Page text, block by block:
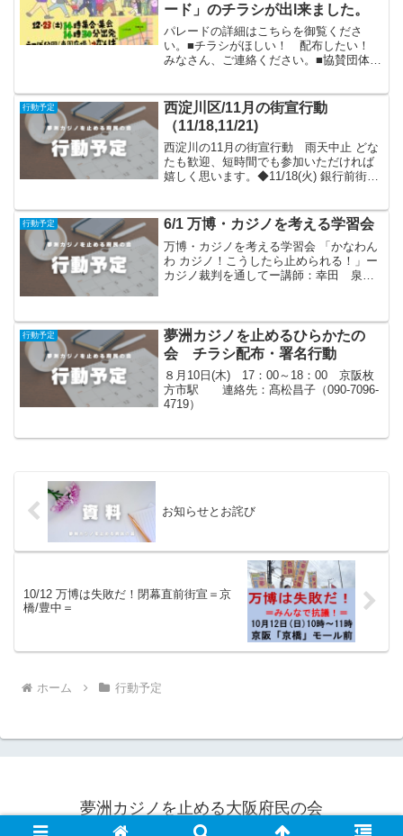
ード」のチラシが出l来ました。
パレードの詳細はこちらを御覧くださ
い。■チラシがほしい！ 配布したい！
みなさん、ご連絡ください。■協賛団体募
団体・労組)あいうえお順あかん！カジノ
女性アピール／...
行動予定
西淀川区/11月の街宣行動
（11/18,11/21)
西淀川の11月の街宣行動 雨天中止 どな
たも歓迎、短時間でも参加いただければ
嬉しく思います。◆11/18(火) 銀行前街
◆11/21(金) 塚本駅前街宣 ...
行動予定 6/1 万博・カジノを考える学習会
万博・カジノを考える学習会 「かなわん
わ カジノ！こうしたら止められる！」ー
カジノ裁判を通してー講師：幸田 泉さ
行動予定
夢洲カジノを止めるひらかたの
会 チラシ配布・署名行動
８月10日(木) 17：00～18：00 京阪枚
方市駅 連絡先：髙松昌子（090-7096-
4719）
お知らせとお詫び
10/12 万博は失敗だ！閉幕直前街宣＝京
橋/豊中＝
ホーム 行動予定
夢洲カジノを止める大阪府民の会